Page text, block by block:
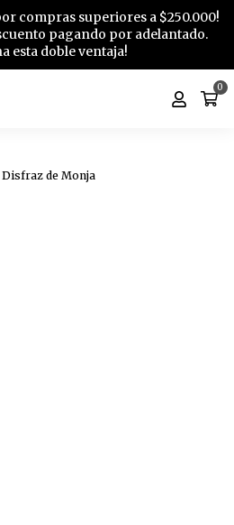
compras superiores a $250.000!
pagando por adelantado.
esta doble ventaja!
0
Disfraz de Monja